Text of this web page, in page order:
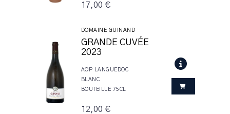
17,00 €
DOMAINE GUINAND
GRANDE CUVÉE
2023
AOP LANGUEDOC
BLANC
BOUTEILLE 75CL
12,00 €